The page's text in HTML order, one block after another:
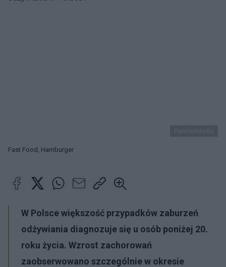
Fast Food, Hamburger
W Polsce większość przypadków zaburzeń
odżywiania diagnozuje się u osób poniżej 20.
roku życia. Wzrost zachorowań
zaobserwowano szczególnie w okresie